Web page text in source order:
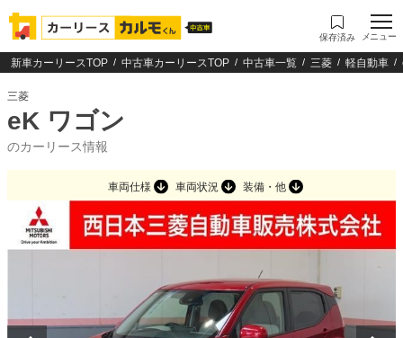
保存済み メニュー
新車カーリースTOP 中古車カーリースTOP 中古車一覧 三菱 軽自動車
三菱
eK ワゴン
のカーリース情報
車両仕様 車両状況 装備・他